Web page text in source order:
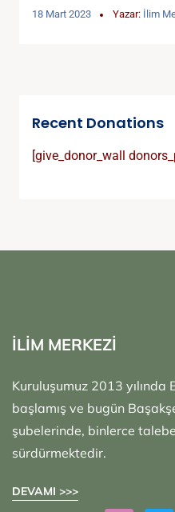
18 Mart 2023 Yazar: İlim
Recent Donations
[give_donor_wall
İLİM MERKEZİ
Kuruluşumuz 2013 yılında
başlamış ve bugün
şubelerinde, binlerce talebe
sürdürmektedir.
DEVAMI >>>